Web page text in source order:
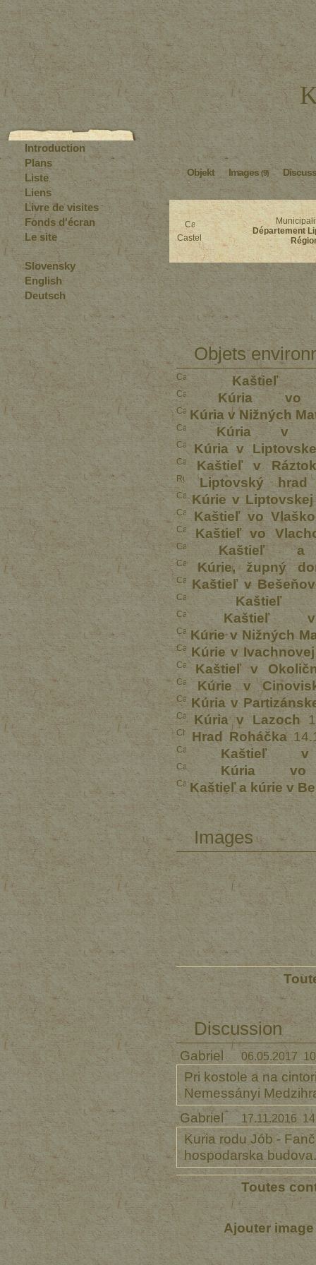
Objekt Images (9)
Castel
Département
Objets
Kúria vo
Kúria v Nižných
Kúria v
Kúria v
Kaštieľ v
Liptovský hrad
Kúrie v
Kaštieľ vo
Kaštieľ vo
Kaštieľ
Kúrie, župný
Kaštieľ v
Kaštieľ
Kaštieľ
Kúrie v Nižných
Kúrie v Ivachnovej
Kaštieľ v
Kúrie v
Kúria v
Kúria v Lazoch
Hrad Roháčka
Kaštieľ v
Kúria vo
Kaštieľ a kúrie v
Images
Discussion
Gabriel06.05.2017
Pri kostole a na
Nemessányi
Gabriel17.11.2016
Kuria rodu Jób -
hospodarska budova.
Toutes
Ajouter image
Introduction
Plans
Liste
Liens
Livre de visites
Fonds d'écran
Le site
Slovensky
English
Deutsch